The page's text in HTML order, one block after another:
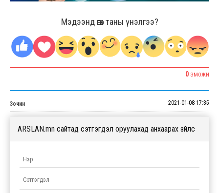
Мэдээнд өгөх таны үнэлгээ?
0 ЭМОЖИ
Зочин 2021-01-08 17:35
ARSLAN.mn сайтад сэтгэгдэл оруулахад анхаарах зүйлс